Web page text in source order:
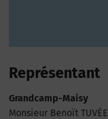
Représentant
Grandcamp-Maisy
Monsieur Benoït TUVÉE